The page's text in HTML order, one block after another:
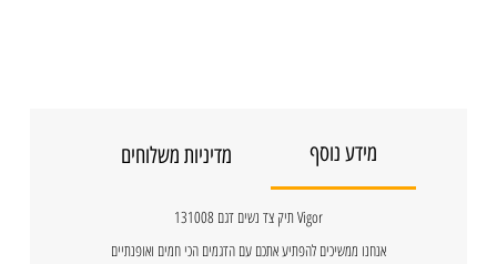
מידע נוסף מדיניות משלוחים
Vigor תיק צד נשים דגם 131008
אנחנו ממשיכים להפתיע אתכם עם הדגמים הכי חמים ואופנתיים